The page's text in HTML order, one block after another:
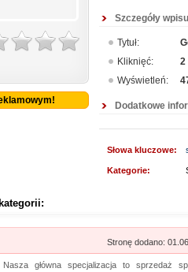
Szczegóły
Tytuł:
Kliknięć:
2
Wyświetleń:
Dodatkowe
Słowa kluczowe:
Kategorie:
Stronę dodano:
Nasza główna specjalizacja to sprzedaż